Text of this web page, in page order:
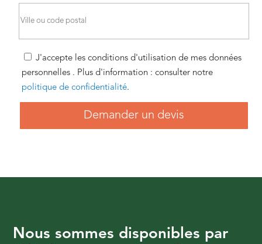
J'accepte les conditions d'utilisation de mes données
personnelles . Plus d'information : consulter notre
politique de confidentialité.
Demander un devis
Nous sommes disponibles par